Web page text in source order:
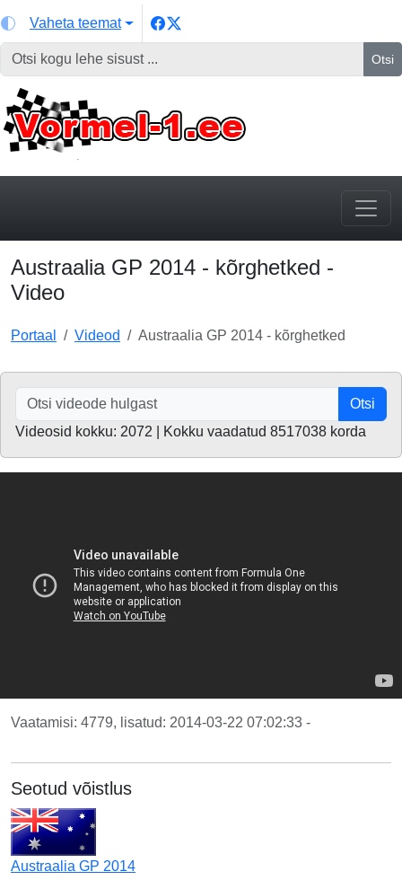
Vaheta teemat
Otsi
Austraalia GP 2014 - kõrghetked -
Video
Portaal Videod Austraalia GP 2014 - kõrghetked
Otsi
Videosid kokku: 2072 | Kokku vaadatud 8517038 korda
Vaatamisi: 4779, lisatud: 2014-03-22 07:02:33 -
Seotud võistlus
Austraalia GP 2014